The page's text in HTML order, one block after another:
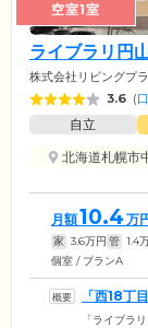
空室1室
ライブラリ円
株式会社リビングプ
3.6 (
自立
北海道札幌市
月額10.4 万
家 3.6万円 管 1.4
個室 / プランA
「西18丁
「ライブラ